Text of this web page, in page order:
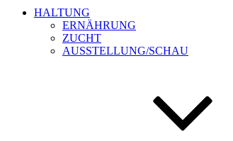
HALTUNG
ERNÄHRUNG
ZUCHT
AUSSTELLUNG/SCHAU